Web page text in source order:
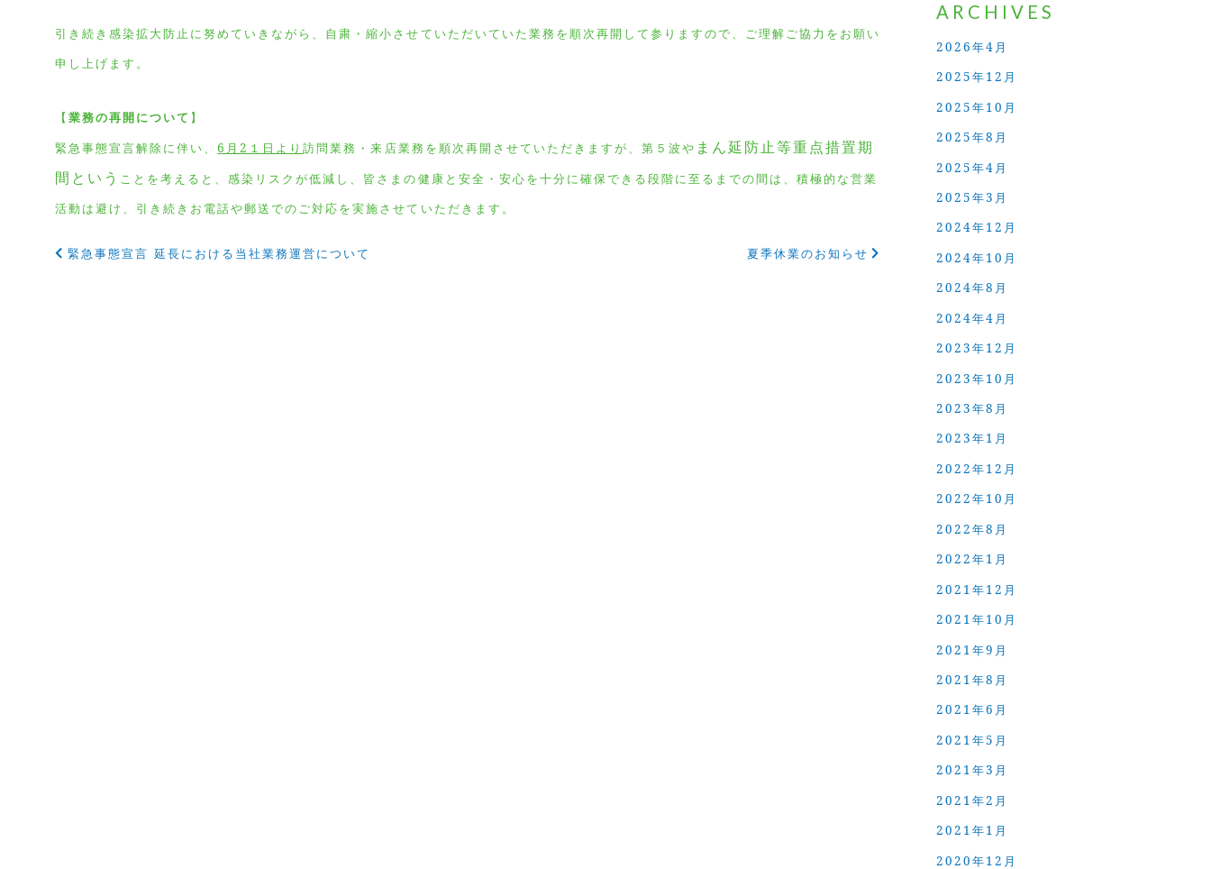
引き続き感染拡大防止に努めていきながら、自粛・縮小させていただいていた業務を順次再開して参りますので、ご理解ご協力をお願い
申し上げます。
【業務の再開について 】
緊急事態宣言解除に伴い、6月2１日より訪問業務・来店業務を順次再開させていただきますが、第５波や まん延防止等重点措置期
間という ことを考えると、感染リスクが低減し、皆さまの健康と安全・安心を十分に確保できる段階に至るまでの間は、積極的な営業
活動は避け、引き続きお電話や郵送でのご対応を実施させていただきます。
緊急事態宣言 延長における当社業務運営について 夏季休業のお知らせ
ARCHIVES
2026年4月
2025年12月
2025年10月
2025年8月
2025年4月
2025年3月
2024年12月
2024年10月
2024年8月
2024年4月
2023年12月
2023年10月
2023年8月
2023年1月
2022年12月
2022年10月
2022年8月
2022年1月
2021年12月
2021年10月
2021年9月
2021年8月
2021年6月
2021年5月
2021年3月
2021年2月
2021年1月
2020年12月